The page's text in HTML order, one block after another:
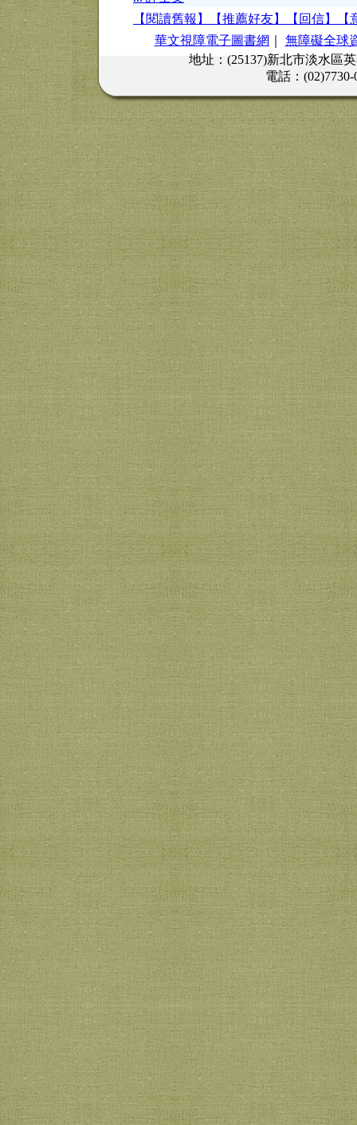
【閱讀舊報】
【推薦好友】 【回信】
華文視障電子圖書網
無障礙全球
地址：(25137)新北市淡水區
電話：